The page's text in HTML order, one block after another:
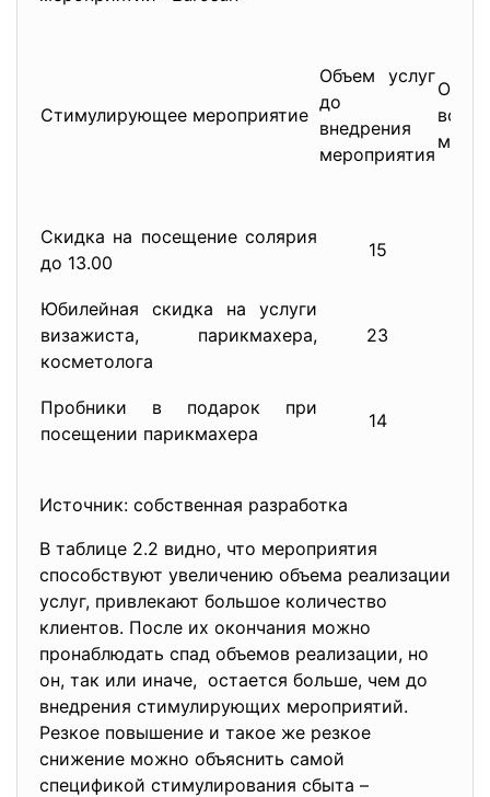
Стимулирующее мероприятие
Объем услуг
до
внедрения
мероприятия
во
Скидка на посещение солярия
до 13.00
15
Юбилейная скидка на услуги
визажиста, парикмахера,
косметолога
23
Пробники в подарок при
посещении парикмахера
14
Источник: собственная разработка
В таблице 2.2 видно, что мероприятия
способствуют увеличению объема реализации
услуг, привлекают большое количество
клиентов. После их окончания можно
пронаблюдать спад объемов реализации, но
он, так или иначе, остается больше, чем до
внедрения стимулирующих мероприятий.
Резкое повышение и такое же резкое
снижение можно объяснить самой
спецификой стимулирования сбыта –